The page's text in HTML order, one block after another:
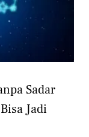
Sadar
Jadi